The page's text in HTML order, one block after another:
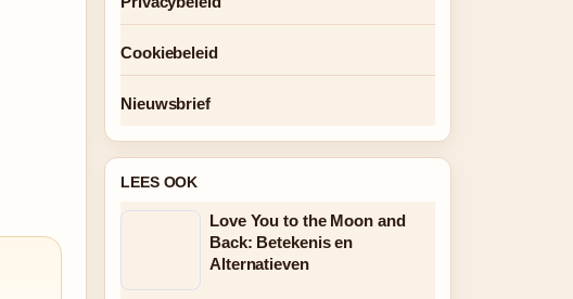
Cookiebeleid
Nieuwsbrief
LEES OOK
Love You to the Moon and
Back: Betekenis en
Alternatieven